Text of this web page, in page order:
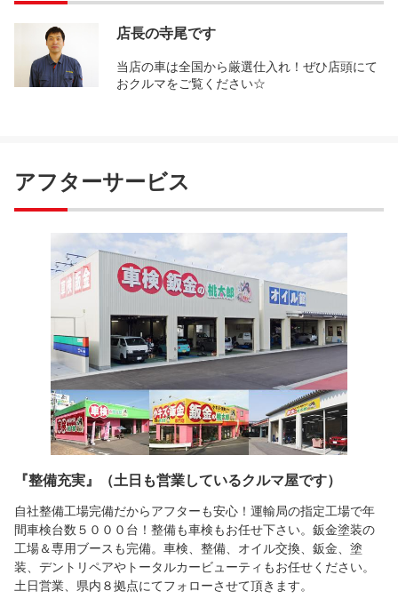
店長の寺尾です
当店の車は全国から厳選仕入れ！ぜひ店頭にて
おクルマをご覧ください☆
アフターサービス
『整備充実』（土日も営業しているクルマ屋です）
自社整備工場完備だからアフターも安心！運輸局の指定工場で年
間車検台数５０００台！整備も車検もお任せ下さい。鈑金塗装の
工場＆専用ブースも完備。車検、整備、オイル交換、鈑金、塗
装、デントリペアやトータルカービューティもお任せください。
土日営業、県内８拠点にてフォローさせて頂きます。